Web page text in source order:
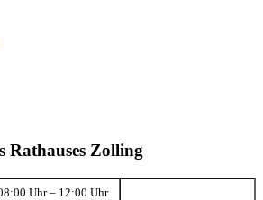
Rathauses Zolling
Uhr – 12:00 Uhr